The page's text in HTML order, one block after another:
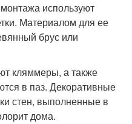
используют
Материалом для ее
брус или
кляммеры, а также
в паз. Декоративные
стен, выполненные в
дома.